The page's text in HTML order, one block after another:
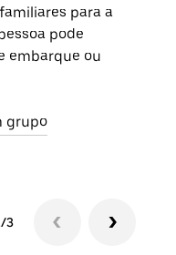
para a
pode
embarque ou
grupo
3